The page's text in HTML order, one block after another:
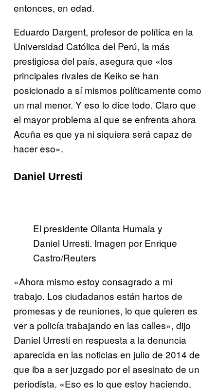
entonces, en edad.
Eduardo Dargent, profesor de política en la
Universidad Católica del Perú, la más
prestigiosa del país, asegura que «los
principales rivales de Keiko se han
posicionado a sí mismos políticamente como
un mal menor. Y eso lo dice todo. Claro que
el mayor problema al que se enfrenta ahora
Acuña es que ya ni siquiera será capaz de
hacer eso».
Daniel Urresti
El presidente Ollanta Humala y
Daniel Urresti. Imagen por Enrique
Castro/Reuters
«Ahora mismo estoy consagrado a mi
trabajo. Los ciudadanos están hartos de
promesas y de reuniones, lo que quieren es
ver a policía trabajando en las calles», dijo
Daniel Urresti en respuesta a la denuncia
aparecida en las noticias en julio de 2014 de
que iba a ser juzgado por el asesinato de un
periodista. «Eso es lo que estoy haciendo.